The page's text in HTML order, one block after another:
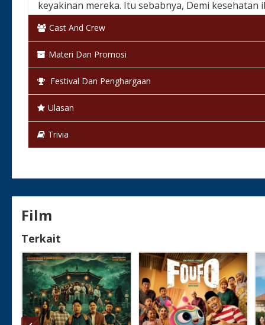
keyakinan mereka. Itu sebabnya, Demi
Cahyo melewati masa terburuk dalam hidupnya.
yang lari ke pelukan laki-laki lain. Di Padang,
melupakan Cahyo.
Ada satu yang masih sulit dilupakan Cahyo
keyakinan, tapi karena cinta.
Negara & Tanggal Rilis:Indonesia, 27 Desember
Klasifikasi:13+
Warna:
Status:Selesai / Rilis
Cast And Crew
Materi Dan Promosi
Festival Dan Penghargaan
Ulasan
Trivia
Film
Terkait